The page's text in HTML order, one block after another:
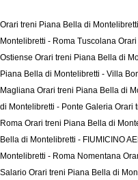
Orari treni Piana Bella di
Montelibretti - Roma Tuscolana
Ostiense Orari treni Piana Bella di
Piana Bella di Montelibretti - Villa
Magliana Orari treni Piana Bella di
di Montelibretti - Ponte Galeria Orari
Roma Orari treni Piana Bella di
Bella di Montelibretti - FIUMICINO
Montelibretti - Roma Nomentana
Salario Orari treni Piana Bella di